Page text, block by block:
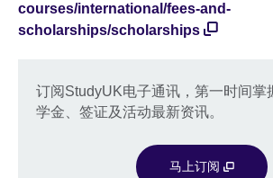
courses/international/fees-and-
scholarships/scholarships
订阅StudyUK电子通讯，第一时间掌
学金、签证及活动最新资讯。
马上订阅